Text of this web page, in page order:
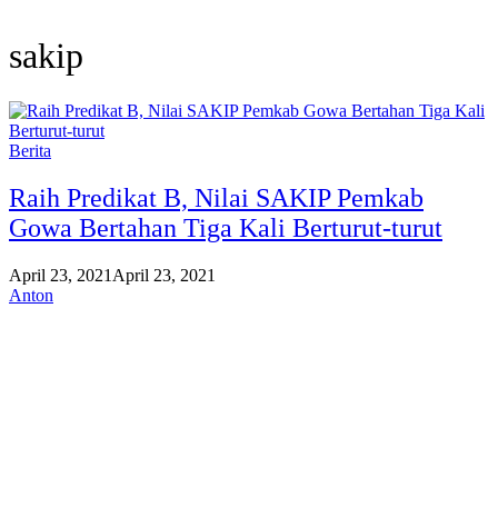
sakip
Berita
Raih Predikat B, Nilai SAKIP Pemkab
Gowa Bertahan Tiga Kali Berturut-turut
April 23, 2021 April 23, 2021
Anton